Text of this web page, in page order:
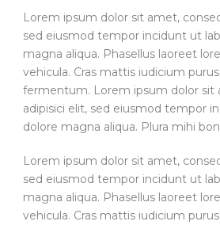
Lorem ipsum dolor sit amet,
sed eiusmod tempor incidunt ut
magna aliqua. Phasellus laoreet
vehicula. Cras mattis iudicium
fermentum. Lorem ipsum dolor sit
adipisici elit, sed eiusmod tempor
dolore magna aliqua. Plura mihi
Lorem ipsum dolor sit amet,
sed eiusmod tempor incidunt ut
magna aliqua. Phasellus laoreet
vehicula. Cras mattis iudicium